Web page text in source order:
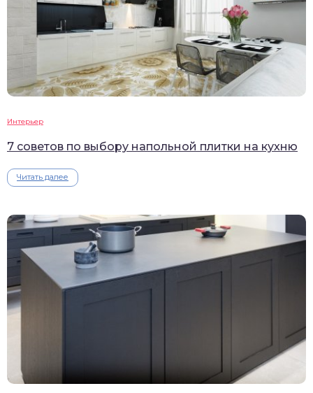
Интерьер
7 советов по выбору напольной плитки на кухню
Читать далее